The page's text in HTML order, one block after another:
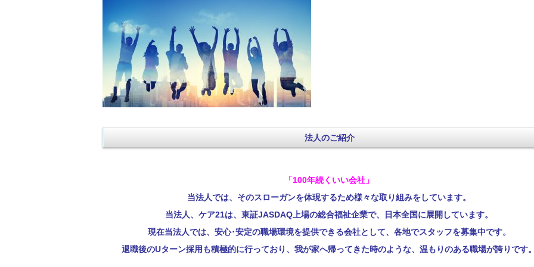
法人のご紹介
「100年続くいい会社」
当法人では、そのスローガンを体現するため様々な取り組みをしています。
当法人、ケア21は、東証JASDAQ上場の総合福祉企業で、日本全国に展開しています。
現在当法人では、安心･安定の職場環境を提供できる会社として、各地でスタッフを募集中です。
退職後のUターン採用も積極的に行っており、我が家へ帰ってきた時のような、温もりのある職場が誇りです